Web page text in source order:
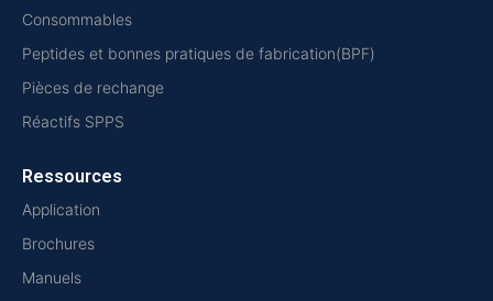
Consommables
Peptides et bonnes pratiques de fabrication(BPF)
Pièces de rechange
Réactifs SPPS
Ressources
Application
Brochures
Manuels